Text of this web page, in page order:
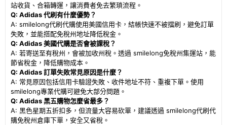
站收貨、合箱轉運，讓消費者免去繁瑣流程。
Q: Adidas 代刷有什麼優勢？
A: smilelong代刷代購使用美國信用卡，結帳快速不被擋刷，避免訂單
失敗，並能搭配免稅州地址降低稅金。
Q: Adidas 美國代購是否會被課稅？
A: 若寄送至有稅州，會被加收州稅。透過 smilelong免稅州集運站，能
節省稅金，降低購物成本。
Q: Adidas 訂單失敗常見原因是什麼？
A: 常見原因包括信用卡驗證失敗、收件地址不符、重複下單。使用
smilelong專業代購可避免大部分問題。
Q: Adidas 黑五購物怎麼省最多？
A: 黑色星期五折扣多，但流量大容易砍單，建議透過 smilelong代刷代
購免稅州倉庫下單，安全又省稅。